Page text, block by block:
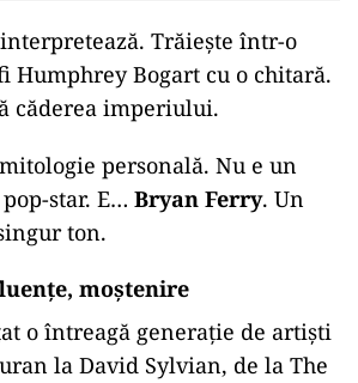
Trăiește într-o
Humphrey Bogart cu o chitară.
căderea imperiului.
personală. Nu e un
star. E… Bryan Ferry. Un
ton.
moștenire
o întreagă generație de artiști
la David Sylvian, de la The